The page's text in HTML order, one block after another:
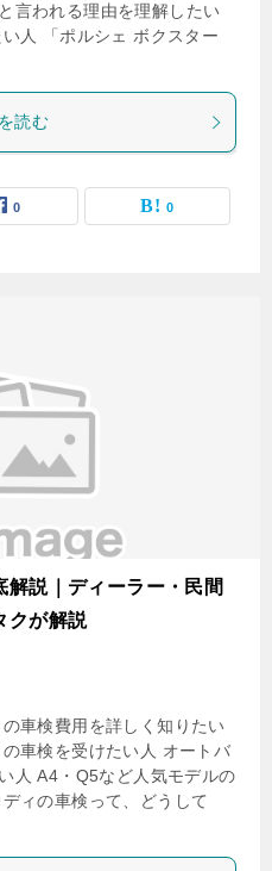
言われる理由を理解したい
人 「ポルシェ ボクスター
読む
0 0
解説｜ディーラー・民間
クが解説
車検費用を詳しく知りたい
車検を受けたい人 オートバ
人 A4・Q5など人気モデルの
ィの車検って、どうして